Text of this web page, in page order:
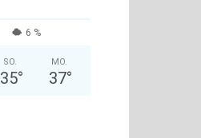
6 %
SO.
35°
MO.
37°